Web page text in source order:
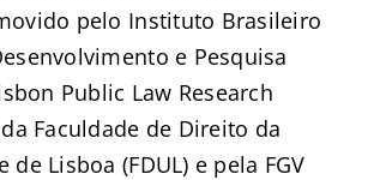
pelo Instituto Brasileiro
e Pesquisa
Public Law Research
da Faculdade de Direito da
de Lisboa (FDUL) e pela FGV